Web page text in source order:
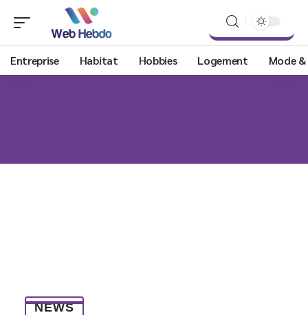
Entreprise Habitat Hobbies Logement Mode
NEWS